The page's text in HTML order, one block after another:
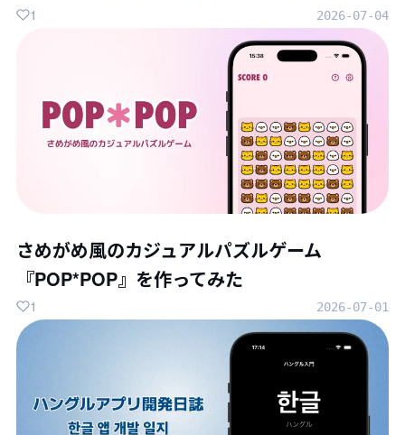
2026-07-04
1
さめがめ風のカジュアルパズルゲーム
『POP*POP』を作ってみた
2026-07-01
1